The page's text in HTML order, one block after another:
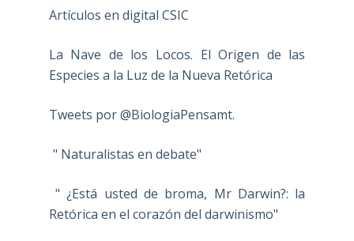
Artículos en digital CSIC
La Nave de los Locos. El Origen de las
Especies a la Luz de la Nueva Retórica
Tweets por @BiologiaPensamt.
" Naturalistas en debate"
" ¿Está usted de broma, Mr Darwin?: la
Retórica en el corazón del darwinismo"